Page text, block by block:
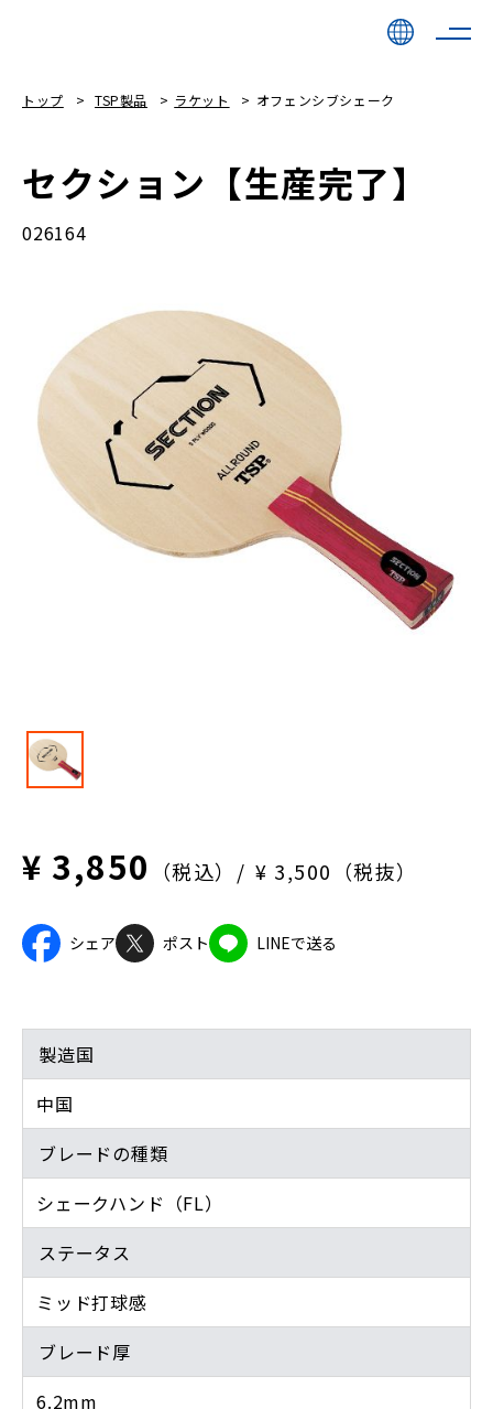
トップ TSP製品 ラケット オフェンシブシェーク
セクション【生産完了】
026164
¥ 3,850 （税込） ¥ 3,500（税抜）
シェア ポスト LINEで送る
製造国
中国
ブレードの種類
シェークハンド（FL）
ステータス
ミッド打球感
ブレード厚
6.2mm